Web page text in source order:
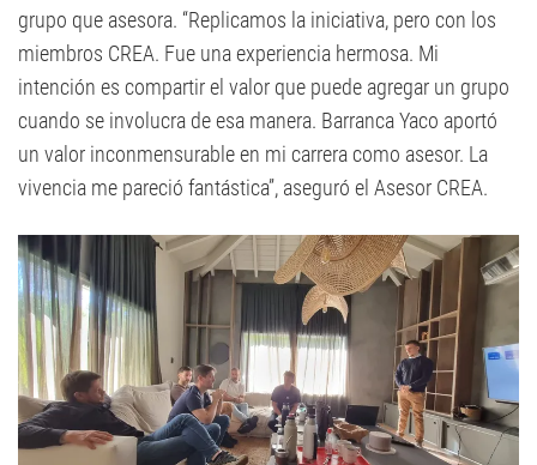
grupo que asesora. “Replicamos la iniciativa, pero con los
miembros CREA. Fue una experiencia hermosa. Mi
intención es compartir el valor que puede agregar un grupo
cuando se involucra de esa manera. Barranca Yaco aportó
un valor inconmensurable en mi carrera como asesor. La
vivencia me pareció fantástica”, aseguró el Asesor CREA.